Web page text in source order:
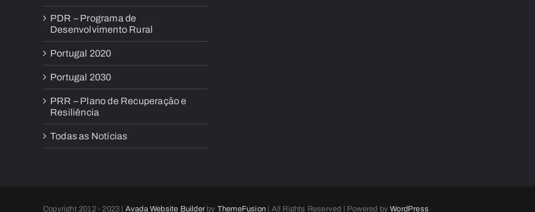
PDR – Programa de
Desenvolvimento Rural
Portugal 2020
Portugal 2030
PRR – Plano de Recuperação e
Resiliência
Todas as Notícias
Copyright 2012 - 2023 | Avada Website Builderby ThemeFusion | All Rights Reserved | Powered byWordPress